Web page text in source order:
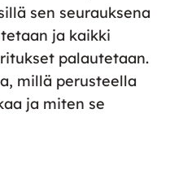
sen seurauksena
ja kaikki
palautetaan.
millä perusteella
ja miten se